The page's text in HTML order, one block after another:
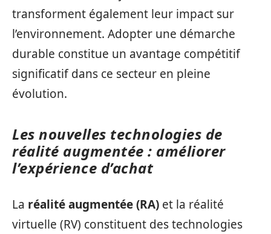
transforment également leur impact sur
l’environnement. Adopter une démarche
durable constitue un avantage compétitif
significatif dans ce secteur en pleine
évolution.
Les nouvelles technologies de
réalité augmentée : améliorer
l’expérience d’achat
La réalité augmentée (RA) et la réalité
virtuelle (RV) constituent des technologies